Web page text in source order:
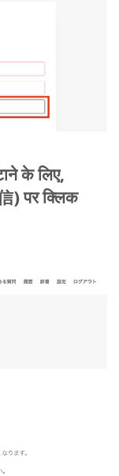
के लिए,
) पर क्लिक